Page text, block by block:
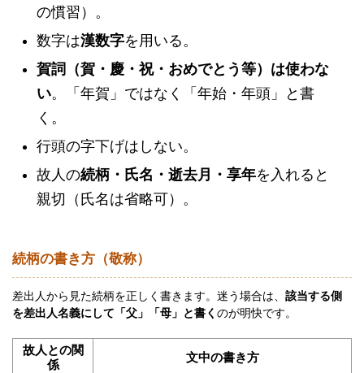
の慣習）。
数字は漢数字を用いる。
賀詞（賀・慶・祝・おめでとう等）は使わな
い。「年賀」ではなく「年始・年頭」と書
く。
行頭の字下げはしない。
故人の続柄・氏名・逝去月・享年を入れると
親切（氏名は省略可）。
続柄の書き方（敬称）
差出人から見た続柄を正しく書きます。迷う場合は、 該当する側
を差出人名義にして「父」「母」と書く のが明快です。
故人との関
係
文中の書き方